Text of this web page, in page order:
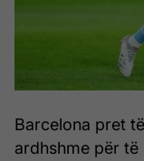
Barcelona pret
ardhshme për